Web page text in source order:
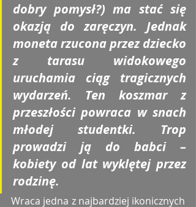
dobry pomysł?) ma stać się
okazją do zaręczyn. Jednak
moneta rzucona przez dziecko
z tarasu widokowego
uruchamia ciąg tragicznych
wydarzeń. Ten koszmar z
przeszłości powraca w snach
młodej studentki. Trop
prowadzi ją do babci –
kobiety od lat wyklętej przez
rodzinę.
Wraca jedna z najbardziej ikonicznych